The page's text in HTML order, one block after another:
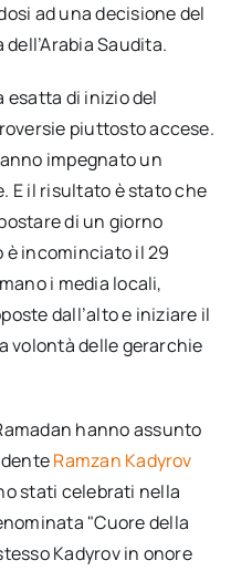
ad una decisione del
Saudita.
esatta di inizio del
piuttosto accese.
impegnato un
E il risultato è stato che
di un giorno
è incominciato il 29
i media locali,
dall’alto e iniziare il
volontà delle gerarchie
hanno assunto
Ramzan Kadyrov
stati celebrati nella
"Cuore della
Kadyrov in onore